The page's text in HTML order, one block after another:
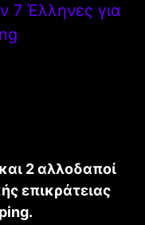
7 Έλληνες για
2 αλλοδαποί
επικράτειας